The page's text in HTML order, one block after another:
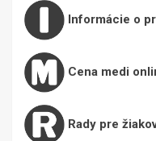
Informácie o
Cena medi
Rady pre